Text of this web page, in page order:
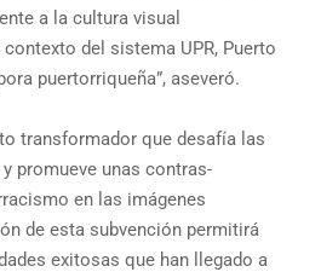
a la cultura visual
del sistema UPR, Puerto
puertorriqueña”, aseveró.
transformador que desafía las
promueve unas contras-
en las imágenes
de esta subvención permitirá
exitosas que han llegado a